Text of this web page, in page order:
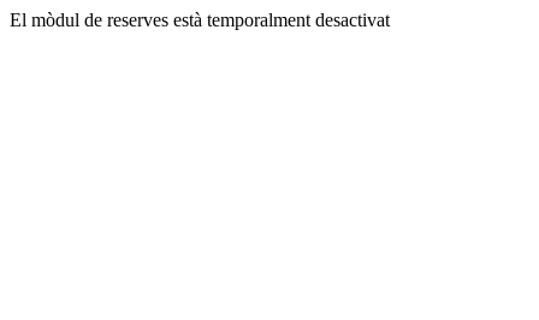
El mòdul de reserves està temporalment desactivat